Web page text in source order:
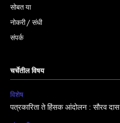
सोबत या
नोकरी / संधी
संपर्क
चर्चेतील विषय
विशेष
पत्रकारिता ते हिंसक आंदोलन : सौरव दास